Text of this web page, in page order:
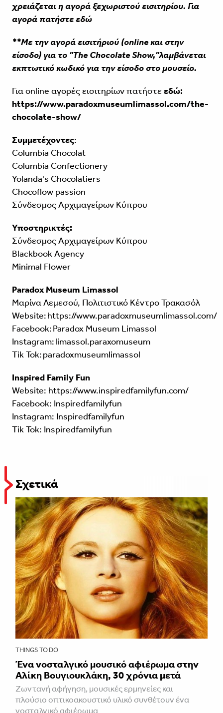
χρειάζεται η αγορά ξεχωριστού εισιτηρίου. Για
αγορά πατήστε εδώ
**Με την αγορά εισιτήριού(online και στην
είσοδο) για το "The Chocolate Show,"λαμβάνεται
εκπτωτικό κωδικό για την είσοδο στο μουσείο.
Για online αγορές εισιτηρίων πατήστεεδώ:
https://www.paradoxmuseumlimassol.com/the-
chocolate-show/
Συμμετέχοντες:
Columbia Chocolat
Columbia Confectionery
Yolanda's Chocolatiers
Chocoflow passion
Σύνδεσμος Αρχιμαγείρων Κύπρου
Υποστηρικτές:
Σύνδεσμος Αρχιμαγείρων Κύπρου
Blackbook Agency
Minimal Flower
Paradox Museum Limassol
Μαρίνα Λεμεσού, Πολιτιστικό Κέντρο Τρακασόλ
Website:https://www.paradoxmuseumlimassol.com/
Facebook:Paradox Museum Limassol
Instagram:limassol.paraxomuseum
Tik Tok:paradoxmuseumlimassol
Inspired Family Fun
Website: https://www.inspiredfamilyfun.com/
Facebook: Inspiredfamilyfun
Instagram: Inspiredfamilyfun
Tik Tok: Inspiredfamilyfun
Σχετικά
THINGS TO DO
Ένα νοσταλγικό μουσικό αφιέρωμα στην
Αλίκη Βουγιουκλάκη, 30 χρόνια μετά
Ζωντανή αφήγηση, μουσικές ερμηνείες και
πλούσιο οπτικοακουστικό υλικό συνθέτουν ένα
νοσταλγικό αφιέρωμα